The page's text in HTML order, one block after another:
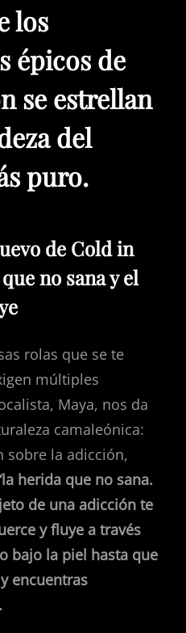
los
épicos de
se estrellan
del
puro.
de Cold in
no sana y el
rolas que se te
múltiples
Maya, nos da
camaleónica:
sobre la adicción,
herida que no sana.
de una adicción te
y fluye a través
bajo la piel hasta que
encuentras